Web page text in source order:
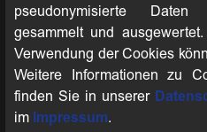
langfristiger
Wohnungsgrößen,
Gebäude und
sorgen dafür, dass hier
Quartier für mehrere
pseudonymisierte Daten
gesammelt und
Verwendung der Cookies
Weitere Informationen zu
finden Sie in unserer
im Impressum.